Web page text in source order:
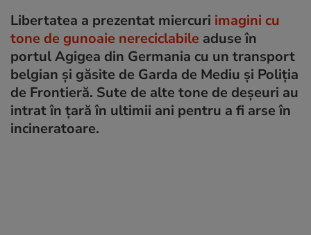
Libertatea a prezentat miercuri imagini cu
tone de gunoaie nereciclabile aduse în
portul Agigea din Germania cu un transport
belgian și găsite de Garda de Mediu și Poliția
de Frontieră. Sute de alte tone de deșeuri au
intrat în țară în ultimii ani pentru a fi arse în
incineratoare.